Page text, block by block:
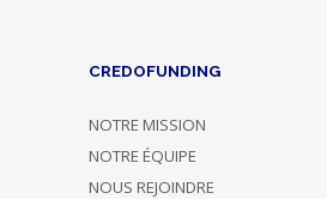
CREDOFUNDING
NOTRE MISSION
NOTRE ÉQUIPE
NOUS REJOINDRE